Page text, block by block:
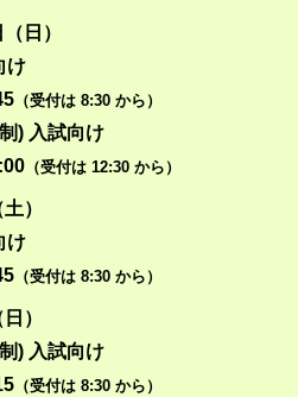
日）
け
（受付は 8:30 から）
) 入試向け
（受付は 12:30 から）
）
け
（受付は 8:30 から）
）
) 入試向け
（受付は 8:30 から）